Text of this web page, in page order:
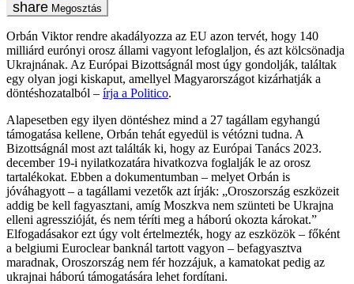
Megosztás
Orbán Viktor rendre akadályozza az EU azon tervét, hogy 140
milliárd eurónyi orosz állami vagyont lefoglaljon, és azt kölcsönadja
Ukrajnának. Az Európai Bizottságnál most úgy gondolják, találtak
egy olyan jogi kiskaput, amellyel Magyarországot kizárhatják a
döntéshozatalból – írja a Politico.
Alapesetben egy ilyen döntéshez mind a 27 tagállam egyhangú
támogatása kellene, Orbán tehát egyedül is vétózni tudna. A
Bizottságnál most azt találták ki, hogy az Európai Tanács 2023.
december 19-i nyilatkozatára hivatkozva foglalják le az orosz
tartalékokat. Ebben a dokumentumban – melyet Orbán is
jóváhagyott – a tagállami vezetők azt írják: „Oroszország eszközeit
addig be kell fagyasztani, amíg Moszkva nem szünteti be Ukrajna
elleni agresszióját, és nem téríti meg a háború okozta károkat.”
Elfogadásakor ezt úgy volt értelmezték, hogy az eszközök – főként
a belgiumi Euroclear banknál tartott vagyon – befagyasztva
maradnak, Oroszország nem fér hozzájuk, a kamatokat pedig az
ukrajnai háború támogatására lehet fordítani.